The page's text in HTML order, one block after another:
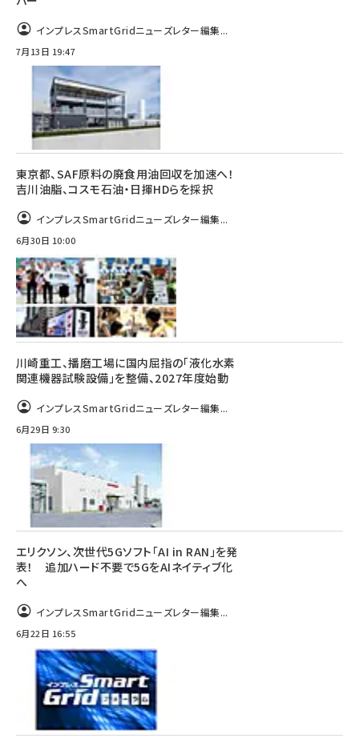
インプレスSmartGridニューズレター編集...
7月13日 19:47
東京都、SAF原料の廃食用油回収を加速へ！
吉川油脂、コスモ石油・日揮HDらを採択
インプレスSmartGridニューズレター編集...
6月30日 10:00
川崎重工、播磨工場に国内屈指の「液化水素
関連機器試験設備」を整備、2027年度始動
インプレスSmartGridニューズレター編集...
6月29日 9:30
エリクソン、次世代5Gソフト「AI in RAN」を発
表！ 追加ハード不要で5GをAIネイティブ化
へ
インプレスSmartGridニューズレター編集...
6月22日 16:55